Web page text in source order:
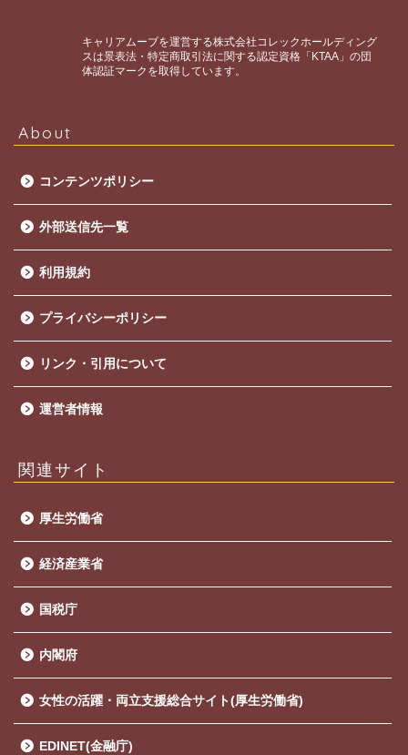
キャリアムーブを運営する株式会社コレックホールディング
スは景表法・特定商取引法に関する認定資格「KTAA」の団
体認証マークを取得しています。
About
コンテンツポリシー
外部送信先一覧
利用規約
プライバシーポリシー
リンク・引用について
運営者情報
関連サイト
厚生労働省
経済産業省
国税庁
内閣府
女性の活躍・両立支援総合サイト(厚生労働省)
EDINET(金融庁)